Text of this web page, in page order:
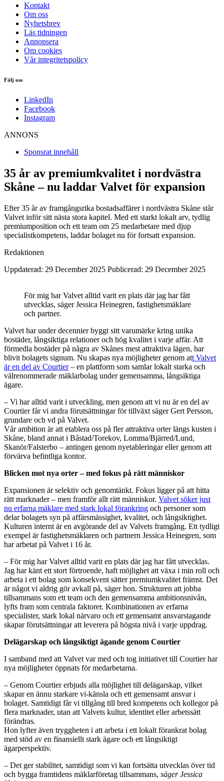
Kontakt
Om oss
Nyhetsbrev
Läs tidningen
Annonsera
Om cookies
Vår integritetspolicy
Följ oss
LinkedIn
Facebook
Instagram
ANNONS
Sponsrat innehåll
35 år av premiumkvalitet i nordvästra
Skåne – nu laddar Valvet för expansion
Efter 35 år av framgångsrika bostadsaffärer i nordvästra Skåne står
Valvet inför sitt nästa stora kapitel. Med ett starkt lokalt arv, tydlig
premiumposition och ett team om 25 medarbetare med djup
specialistkompetens, laddar bolaget nu för fortsatt expansion.
Redaktionen
Uppdaterad: 29 December 2025 Publicerad: 29 December 2025
För mig har Valvet alltid varit en plats där jag har fått
utvecklas, säger Jessica Heinegren, fastighetsmäklare
och partner.
Valvet har under decennier byggt sitt varumärke kring unika
bostäder, långsiktiga relationer och hög kvalitet i varje affär. Att
förmedla bostäder på några av Skånes mest attraktiva lägen, har
blivit bolagets signum. Nu skapas nya möjligheter genom att Valvet
är en del av Courtier– en plattform som samlar lokalt starka och
välrenommerade mäklarbolag under gemensamma, långsiktiga
ägare.
– Vi har alltid varit i utveckling, men genom att vi nu är en del av
Courtier får vi andra förutsättningar för tillväxt säger Gert Persson,
grundare och vd på Valvet.
Vår ambition är att etablera oss på fler attraktiva orter längs kusten i
Skåne, bland annat i Båstad/Torekov, Lomma/Bjärred/Lund,
Skanör/Falsterbo – antingen genom nyetableringar eller genom att
förvärva befintliga kontor.
Blicken mot nya orter – med fokus på rätt människor
Expansionen är selektiv och genomtänkt. Fokus ligger på att hitta
rätt marknader – men framför allt rätt människor. Valvet söker just
nu erfarna mäklare med stark lokal förankring och personer som
delar bolagets syn på affärsmässighet, kvalitet, och långsiktighet.
Kulturen internt är en avgörande del av Valvets framgång. Ett tydligt
exempel är fastighetsmäklaren och partnern Jessica Heinegren, som
har arbetat på Valvet i 16 år.
– För mig har Valvet alltid varit en plats där jag har fått utvecklas.
Jag har känt ett stort förtroende, haft möjlighet att växa i min roll och
arbeta i ett bolag som konsekvent sätter premiumkvalitet främst. Det
är något vi aldrig gör avkall på, säger hon. Strukturen att jobba
tillsammans som ett team och den gemensamma ambitionsnivån,
lyfts fram som centrala faktorer. Kombinationen av erfarna
specialister, stark lokal närvaro och ett gemensamt ansvarstagande
skapar förutsättningar att leverera på högsta nivå i varje uppdrag.
Delägarskap och långsiktigt ägande genom Courtier
I samband med att Valvet var med och tog initiativet till Courtier har
nya möjligheter öppnats för medarbetarna.
– Genom Courtier erbjuds alla möjlighet till delägarskap, vilket
skapar en ännu starkare vi-känsla och ett gemensamt ansvar i
bolaget. Samtidigt får vi tillgång till bred kompetens och kollegor på
flera marknader, utan att Valvets kultur, identitet eller arbetssätt
förändras.
Hon lyfter även tryggheten i att arbeta i ett lokalt förankrat bolag
med stöd av en finansiellt stark ägare och ett långsiktigt
ägarperspektiv.
– Det ger stabilitet, samtidigt som vi kan fortsätta utvecklas över tid
och bygga framtidens mäklarföretag tillsammans, säger Jessica